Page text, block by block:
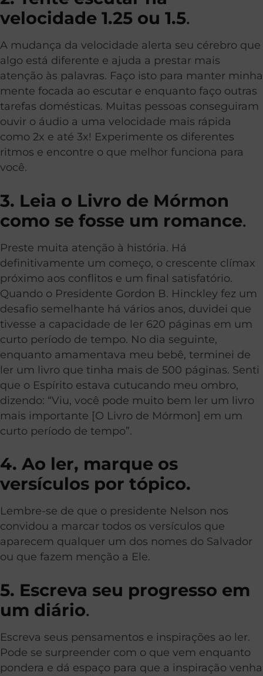
velocidade 1.25 ou 1.5.
A mudança da velocidade alerta seu cérebro que
algo está diferente e ajuda a prestar mais
atenção às palavras. Faço isto para manter minha
mente focada ao escutar e enquanto faço outras
tarefas domésticas. Muitas pessoas conseguiram
ouvir o áudio a uma velocidade mais rápida
como 2x e até 3x! Experimente os diferentes
ritmos e encontre o que melhor funciona para
você.
3. Leia o Livro de Mórmon
como se fosse um romance.
Preste muita atenção à história. Há
definitivamente um começo, o crescente clímax
próximo aos conflitos e um final satisfatório.
Quando o Presidente Gordon B. Hinckley fez um
desafio semelhante há vários anos, duvidei que
tivesse a capacidade de ler 620 páginas em um
curto período de tempo. No dia seguinte,
enquanto amamentava meu bebê, terminei de
ler um livro que tinha mais de 500 páginas. Senti
que o Espírito estava cutucando meu ombro,
dizendo: “Viu, você pode muito bem ler um livro
mais importante [O Livro de Mórmon] em um
curto período de tempo”.
4. Ao ler, marque os
versículos por tópico.
Lembre-se de que o presidente Nelson nos
convidou a marcar todos os versículos que
aparecem qualquer um dos nomes do Salvador
ou que fazem menção a Ele.
5. Escreva seu progresso em
um diário.
Escreva seus pensamentos e inspirações ao ler.
Pode se surpreender com o que vem enquanto
pondera e dá espaço para que a inspiração venha